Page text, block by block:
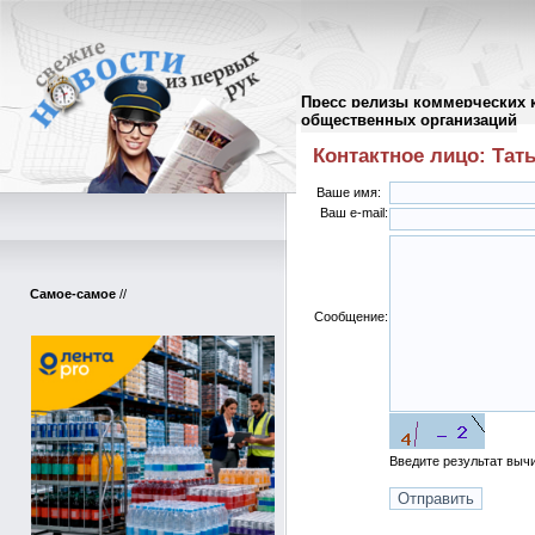
Пресс релизы коммерческих
общественных организаций
Самое-самое //
Письмо автору пресс-релиза//
Контактное лицо:
Ваше имя:
Ваш e-mail:
Сообщение:
Введите результат